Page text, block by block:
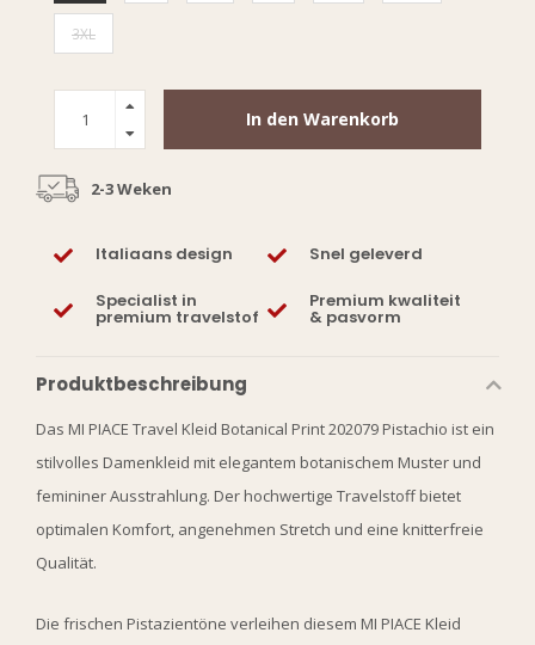
3XL
In den Warenkorb
2-3 Weken
Italiaans design Snel geleverd
Specialist in
premium travelstof
Premium kwaliteit
& pasvorm
Produktbeschreibung
Das MI PIACE Travel Kleid Botanical Print 202079 Pistachio ist ein
stilvolles Damenkleid mit elegantem botanischem Muster und
femininer Ausstrahlung. Der hochwertige Travelstoff bietet
optimalen Komfort, angenehmen Stretch und eine knitterfreie
Qualität.
Die frischen Pistazientöne verleihen diesem MI PIACE Kleid